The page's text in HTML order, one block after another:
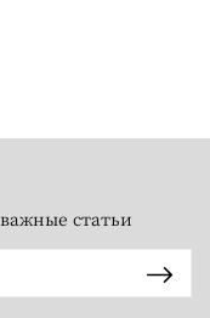
статьи